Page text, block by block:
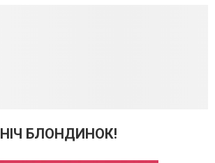
НІЧ БЛОНДИНОК!